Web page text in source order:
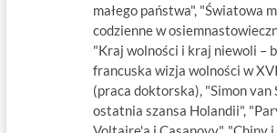
małego państwa", "Światowa
codzienne w
"Kraj wolności i kraj niewoli –
francuska wizja wolności w
(praca doktorska), "Simon van
ostatnia szansa Holandii",